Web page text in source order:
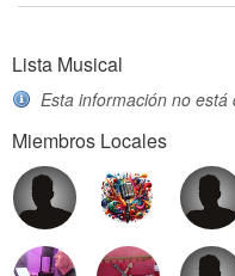
Lista Musical
Esta información no está
Miembros Locales